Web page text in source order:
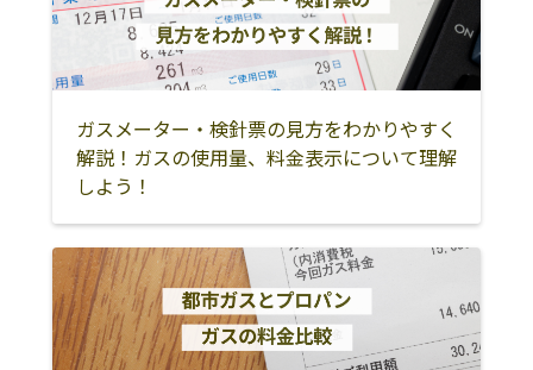
ガスメーター・検針票の見方をわかりやすく
解説！ガスの使用量、料金表示について理解
しよう！